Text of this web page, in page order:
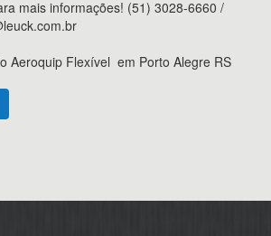
mais informações! (51) 3028-6660 /
Aeroquip Flexível em Porto Alegre RS